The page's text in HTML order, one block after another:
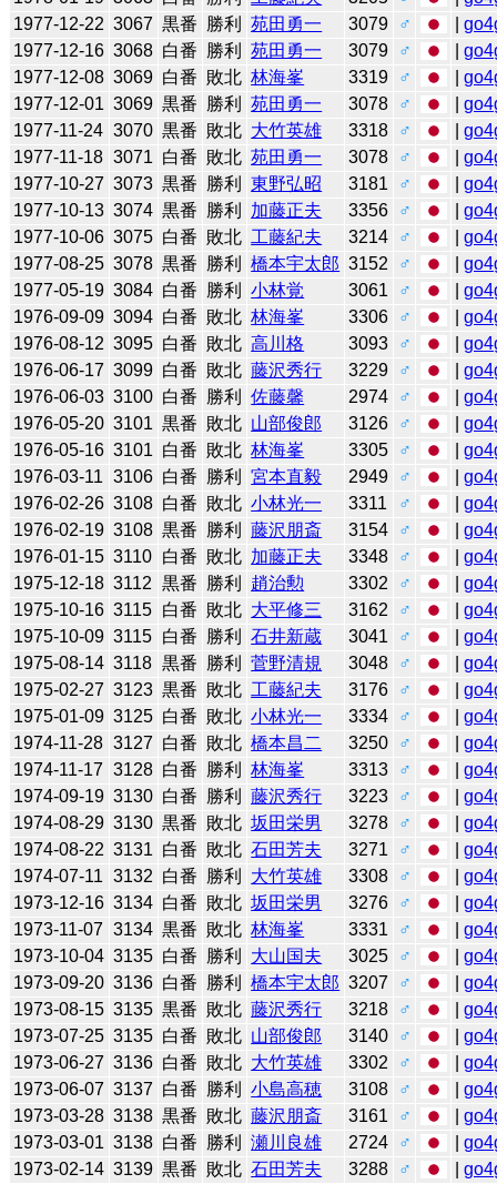
1977-12-22 3067 黒番 勝利 苑田勇一 3079 ♂ |
1977-12-16 3068 白番 勝利 苑田勇一 3079 ♂ |
1977-12-08 3069 白番 敗北 林海峯 3319 ♂ |
1977-12-01 3069 黒番 勝利 苑田勇一 3078 ♂ |
1977-11-24 3070 黒番 敗北 大竹英雄 3318 ♂ |
1977-11-18 3071 白番 敗北 苑田勇一 3078 ♂ |
1977-10-27 3073 黒番 勝利 東野弘昭 3181 ♂ |
1977-10-13 3074 黒番 勝利 加藤正夫 3356 ♂ |
1977-10-06 3075 白番 敗北 工藤紀夫 3214 ♂ |
1977-08-25 3078 黒番 勝利 橋本宇太郎 3152 ♂ |
1977-05-19 3084 白番 勝利 小林覚 3061 ♂ |
1976-09-09 3094 白番 敗北 林海峯 3306 ♂ |
1976-08-12 3095 白番 敗北 高川格 3093 ♂ |
1976-06-17 3099 白番 敗北 藤沢秀行 3229 ♂ |
1976-06-03 3100 白番 勝利 佐藤馨 2974 ♂ |
1976-05-20 3101 黒番 敗北 山部俊郎 3126 ♂ |
1976-05-16 3101 白番 敗北 林海峯 3305 ♂ |
1976-03-11 3106 白番 勝利 宮本直毅 2949 ♂ |
1976-02-26 3108 白番 敗北 小林光一 3311 ♂ |
1976-02-19 3108 黒番 勝利 藤沢朋斎 3154 ♂ |
1976-01-15 3110 白番 敗北 加藤正夫 3348 ♂ |
1975-12-18 3112 黒番 勝利 趙治勲 3302 ♂ |
1975-10-16 3115 白番 敗北 大平修三 3162 ♂ |
1975-10-09 3115 白番 勝利 石井新蔵 3041 ♂ |
1975-08-14 3118 黒番 勝利 菅野清規 3048 ♂ |
1975-02-27 3123 黒番 敗北 工藤紀夫 3176 ♂ |
1975-01-09 3125 白番 敗北 小林光一 3334 ♂ |
1974-11-28 3127 白番 敗北 橋本昌二 3250 ♂ |
1974-11-17 3128 白番 勝利 林海峯 3313 ♂ |
1974-09-19 3130 白番 勝利 藤沢秀行 3223 ♂ |
1974-08-29 3130 黒番 敗北 坂田栄男 3278 ♂ |
1974-08-22 3131 白番 敗北 石田芳夫 3271 ♂ |
1974-07-11 3132 白番 勝利 大竹英雄 3308 ♂ |
1973-12-16 3134 白番 敗北 坂田栄男 3276 ♂ |
1973-11-07 3134 黒番 敗北 林海峯 3331 ♂ |
1973-10-04 3135 白番 勝利 大山国夫 3025 ♂ |
1973-09-20 3136 白番 勝利 橋本宇太郎 3207 ♂ |
1973-08-15 3135 黒番 敗北 藤沢秀行 3218 ♂ |
1973-07-25 3135 白番 敗北 山部俊郎 3140 ♂ |
1973-06-27 3136 白番 敗北 大竹英雄 3302 ♂ |
1973-06-07 3137 白番 勝利 小島高穂 3108 ♂ |
1973-03-28 3138 黒番 敗北 藤沢朋斎 3161 ♂ |
1973-03-01 3138 白番 勝利 瀬川良雄 2724 ♂ |
1973-02-14 3139 黒番 敗北 石田芳夫 3288 ♂ |